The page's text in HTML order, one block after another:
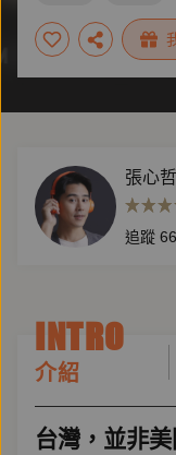
張心哲
追蹤 66
INTRO
介紹
台灣，並非